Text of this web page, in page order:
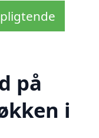
på
i